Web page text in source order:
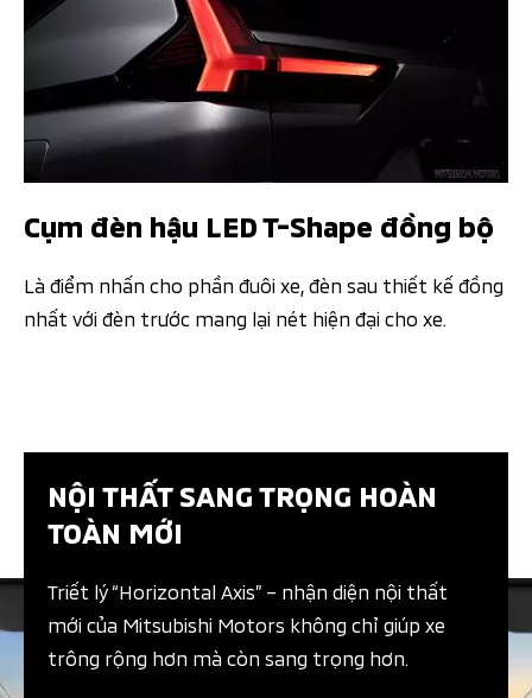
Cụm đèn hậu LED T-Shape đồng bộ
Là điểm nhấn cho phần đuôi xe, đèn sau thiết kế đồng
nhất với đèn trước mang lại nét hiện đại cho xe.​
NỘI THẤT SANG TRỌNG HOÀN
TOÀN MỚI​
Triết lý “Horizontal Axis” – nhận diện nội thất
mới của Mitsubishi Motors không chỉ giúp xe
trông rộng hơn mà còn sang trọng hơn.​